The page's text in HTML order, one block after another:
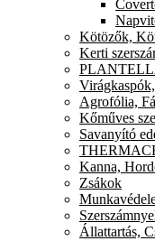
Kötözők,
Kerti
Agrofólia,
Kőműves
Savanyító
Kanna,
Zsákok
Állattartás,